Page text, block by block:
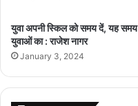
युवा अपनी स्किल को समय दें, यह समय
युवाओं का : राजेश नागर
January 3, 2024